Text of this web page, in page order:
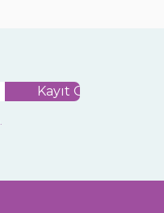
Kayıt Ol